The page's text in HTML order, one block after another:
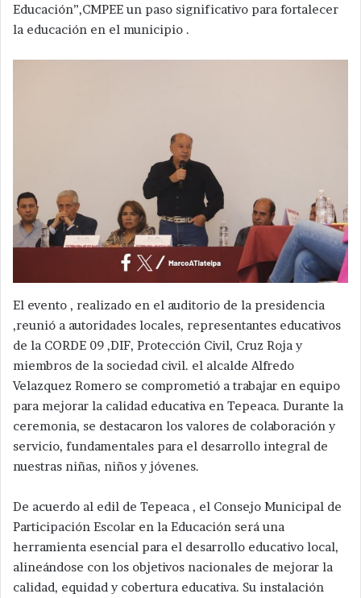
Educación”,CMPEE un paso significativo para fortalecer
la educación en el municipio .
El evento , realizado en el auditorio de la presidencia
,reunió a autoridades locales, representantes educativos
de la CORDE 09 ,DIF, Protección Civil, Cruz Roja y
miembros de la sociedad civil. el alcalde Alfredo
Velazquez Romero se comprometió a trabajar en equipo
para mejorar la calidad educativa en Tepeaca. Durante la
ceremonia, se destacaron los valores de colaboración y
servicio, fundamentales para el desarrollo integral de
nuestras niñas, niños y jóvenes.
De acuerdo al edil de Tepeaca , el Consejo Municipal de
Participación Escolar en la Educación será una
herramienta esencial para el desarrollo educativo local,
alineándose con los objetivos nacionales de mejorar la
calidad, equidad y cobertura educativa. Su instalación